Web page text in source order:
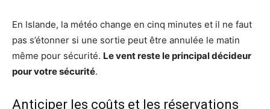
En Islande, la météo change en cinq minutes et il ne faut
pas s’étonner si une sortie peut être annulée le matin
même pour sécurité. Le vent reste le principal décideur
pour votre sécurité.
Anticiper les coûts et les réservations